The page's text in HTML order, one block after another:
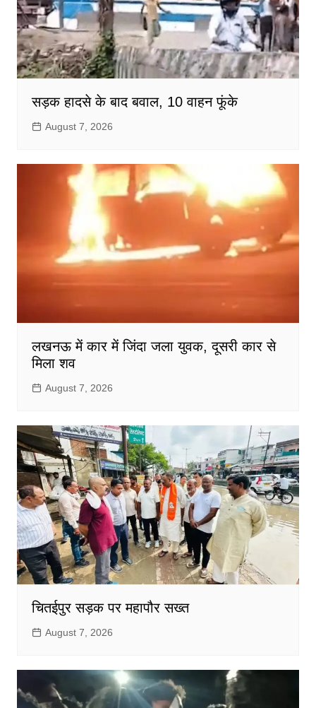
सड़क हादसे के बाद बवाल, 10 वाहन फूंके
August 7, 2026
लखनऊ में कार में जिंदा जला युवक, दूसरी कार से
मिला शव
August 7, 2026
चितईपुर सड़क पर महापौर सख्त
August 7, 2026